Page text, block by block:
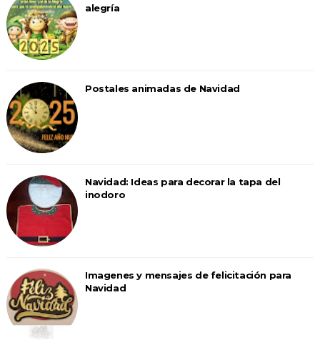
alegría
Postales animadas de Navidad
Navidad: Ideas para decorar la tapa del
inodoro
Imagenes y mensajes de felicitación para
Navidad